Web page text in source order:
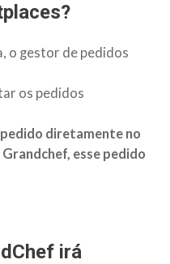
o gestor de pedidos
os pedidos
diretamente no
esse pedido
irá